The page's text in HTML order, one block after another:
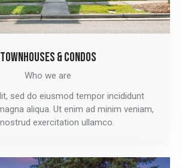
TOWNHOUSES & CONDOS
Who we are
sed do eiusmod tempor incididunt
aliqua. Ut enim ad minim veniam,
exercitation ullamco.